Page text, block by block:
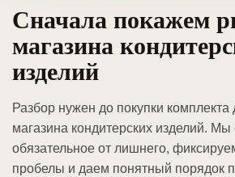
Сначала покажем
магазина
изделий
Разбор нужен до покупки комплекта
магазина кондитерских изделий. Мы
обязательное от лишнего,
пробелы и даем понятный порядок